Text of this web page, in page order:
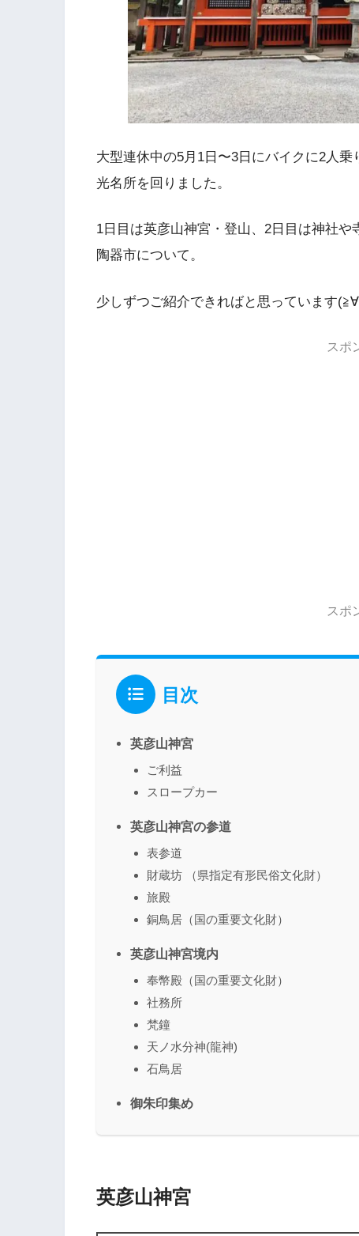
大型連休中の5月1日〜3日にバイクに2人
光名所を回りました。
1日目は英彦山神宮・登山、2日目は神社
陶器市について。
少しずつご紹介できればと思っています
スポ
スポ
目次
英彦山神宮
ご利益
スロープカー
英彦山神宮の参道
表参道
財蔵坊 （県指定有形民俗文化財）
旅殿
銅鳥居（国の重要文化財）
英彦山神宮境内
奉幣殿（国の重要文化財）
社務所
梵鐘
天ノ水分神(龍神)
石鳥居
御朱印集め
英彦山神宮